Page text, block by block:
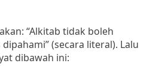
“Alkitab tidak boleh
(secara literal). Lalu
dibawah ini: